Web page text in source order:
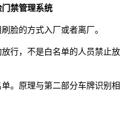
禁管理系统
脸的方式入厂或者离厂。
行，不是白名单的人员禁止放
。原理与第二部分车牌识别相